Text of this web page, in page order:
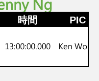
Ng
時間 PIC
13:00:00.000 Ken Wong
工場